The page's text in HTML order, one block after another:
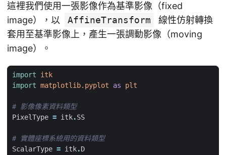
這裡我們使用一張影像作為基準影像（fixed
image），以
AffineTransform
線性仿射轉換
套用至基準影像上，產生一張調動影像（moving
image）。
import
itk
import matplotlib.pyplot as plt
# 影像像素資料類型
PixelType = itk.SS
# 實體座標系統用的資料類型
ScalarType = itk.D